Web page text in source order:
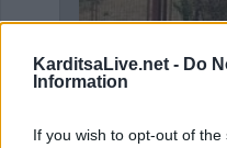
KarditsaLive.net - Do
Information
If you wish to opt-out of
Η Αποκατάσταση Α.Ε. αναζητά για εργασία Νοσηλευτές και Βοηθούς Νοσηλευτές